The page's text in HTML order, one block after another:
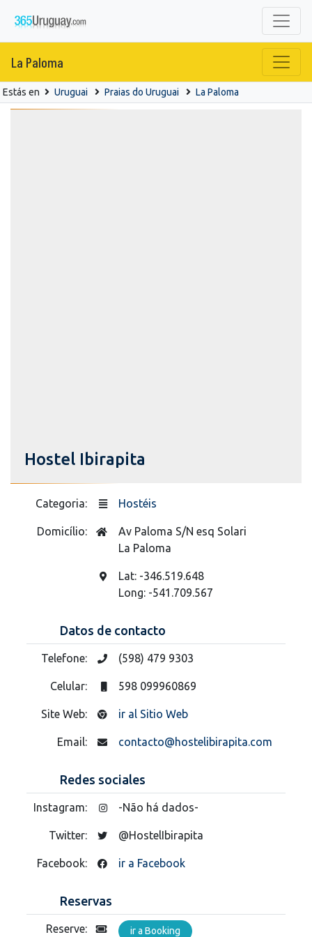
La Paloma
Estás en Uruguai Praias do Uruguai La Paloma
Hostel Ibirapita
Categoria: Hostéis
Domicílio:
Av Paloma S/N esq Solari
La Paloma
Lat: -346.519.648
Long: -541.709.567
Datos de contacto
Telefone: (598) 479 9303
Celular: 598 099960869
Site Web: ir al Sitio Web
Email: contacto@hostelibirapita.com
Redes sociales
Instagram: -Não há dados-
Twitter: @HostelIbirapita
Facebook: ir a Facebook
Reservas
Reserve: ir a Booking